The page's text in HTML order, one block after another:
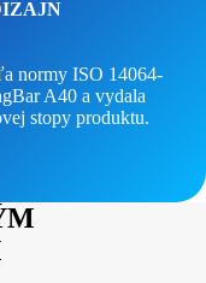
normy ISO 14064-
A40 a vydala
stopy produktu.